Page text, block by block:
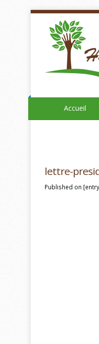
Accueil
lettre-
Published on